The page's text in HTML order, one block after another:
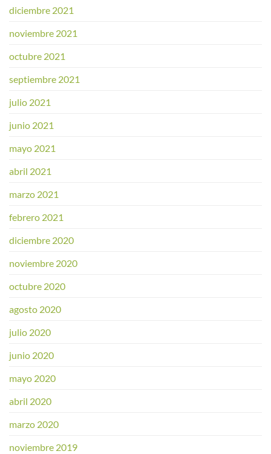
diciembre 2021
noviembre 2021
octubre 2021
septiembre 2021
julio 2021
junio 2021
mayo 2021
abril 2021
marzo 2021
febrero 2021
diciembre 2020
noviembre 2020
octubre 2020
agosto 2020
julio 2020
junio 2020
mayo 2020
abril 2020
marzo 2020
noviembre 2019